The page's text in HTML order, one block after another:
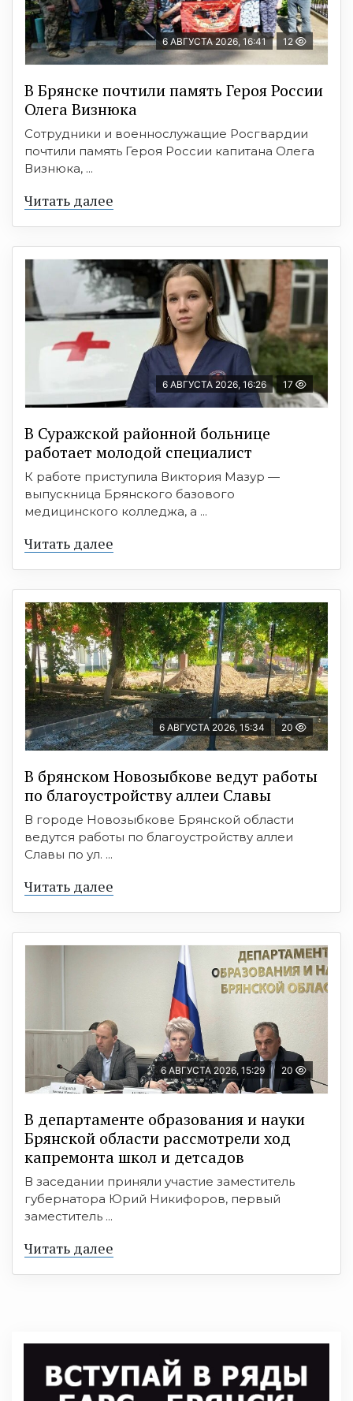
6 АВГУСТА 2026, 16:41 12
В Брянске почтили память Героя России
Олега Визнюка
Сотрудники и военнослужащие Росгвардии
почтили память Героя России капитана Олега
Визнюка, ...
Читать далее
6 АВГУСТА 2026, 16:26 17
В Суражской районной больнице
работает молодой специалист
К работе приступила Виктория Мазур —
выпускница Брянского базового
медицинского колледжа, а ...
Читать далее
6 АВГУСТА 2026, 15:34 20
В брянском Новозыбкове ведут работы
по благоустройству аллеи Славы
В городе Новозыбкове Брянской области
ведутся работы по благоустройству аллеи
Славы по ул. ...
Читать далее
6 АВГУСТА 2026, 15:29 20
В департаменте образования и науки
Брянской области рассмотрели ход
капремонта школ и детсадов
В заседании приняли участие заместитель
губернатора Юрий Никифоров, первый
заместитель ...
Читать далее